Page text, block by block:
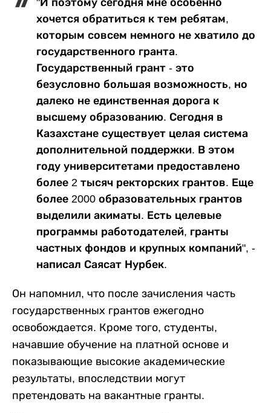
хочется обратиться к тем ребятам,
которым совсем немного не хватило до
государственного гранта.
Государственный грант - это
безусловно большая возможность, но
далеко не единственная дорога к
высшему образованию. Сегодня в
Казахстане существует целая система
дополнительной поддержки. В этом
году университетами предоставлено
более 2 тысяч ректорских грантов. Еще
более 2000 образовательных грантов
выделили акиматы. Есть целевые
программы работодателей, гранты
частных фондов и крупных компаний", -
написал Саясат Нурбек.
Он напомнил, что после зачисления часть
государственных грантов ежегодно
освобождается. Кроме того, студенты,
начавшие обучение на платной основе и
показывающие высокие академические
результаты, впоследствии могут
претендовать на вакантные гранты.